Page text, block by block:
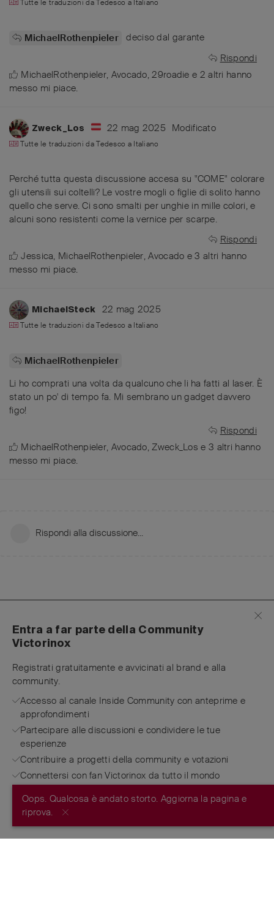
Tutte le traduzioni daTedesco a Italiano
MichaelRothenpieler deciso dal garante
Rispondi
MichaelRothenpieler, Avocado,29roadie e 2 altri hanno
messo mi piace.
Zweck_Los 22 mag 2025 Modificato
Tutte le traduzioni daTedesco a Italiano
Perché tutta questa discussione accesa su "COME" colorare
gli utensili sui coltelli? Le vostre mogli o figlie di solito hanno
quello che serve. Ci sono smalti per unghie in mille colori, e
alcuni sono resistenti come la vernice per scarpe.
Rispondi
Jessica, MichaelRothenpieler,Avocado e3 altri hanno
messo mi piace.
MichaelSteck 22 mag 2025
Tutte le traduzioni daTedesco a Italiano
MichaelRothenpieler
Li ho comprati una volta da qualcuno che li ha fatti al laser. È
stato un po' di tempo fa. Mi sembrano un gadget davvero
figo!
Rispondi
MichaelRothenpieler, Avocado,Zweck_Los e 3 altri hanno
messo mi piace.
Rispondi alla discussione...
Oops. Qualcosa è andato storto. Aggiorna la pagina e
riprova.
Entra a far parte della Community
Victorinox
Registrati gratuitamente e avvicinati al brand e alla
community.
Accesso al canale Inside Community con anteprime e
approfondimenti
Partecipare alle discussioni e condividere le tue
esperienze
Contribuire a progetti della community e votazioni
Connettersi con fan Victorinox da tutto il mondo